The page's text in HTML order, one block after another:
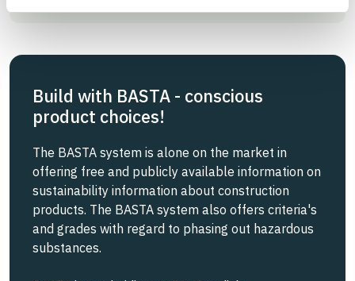
Build with BASTA - conscious
product choices!
The BASTA system is alone on the market in
offering free and publicly available information on
sustainability information about construction
products. The BASTA system also offers criteria's
and grades with regard to phasing out hazardous
substances.